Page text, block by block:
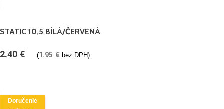
STATIC 10,5 BÍLÁ/ČERVENÁ
2.40 € (1.95 € bez DPH)
Doručenie